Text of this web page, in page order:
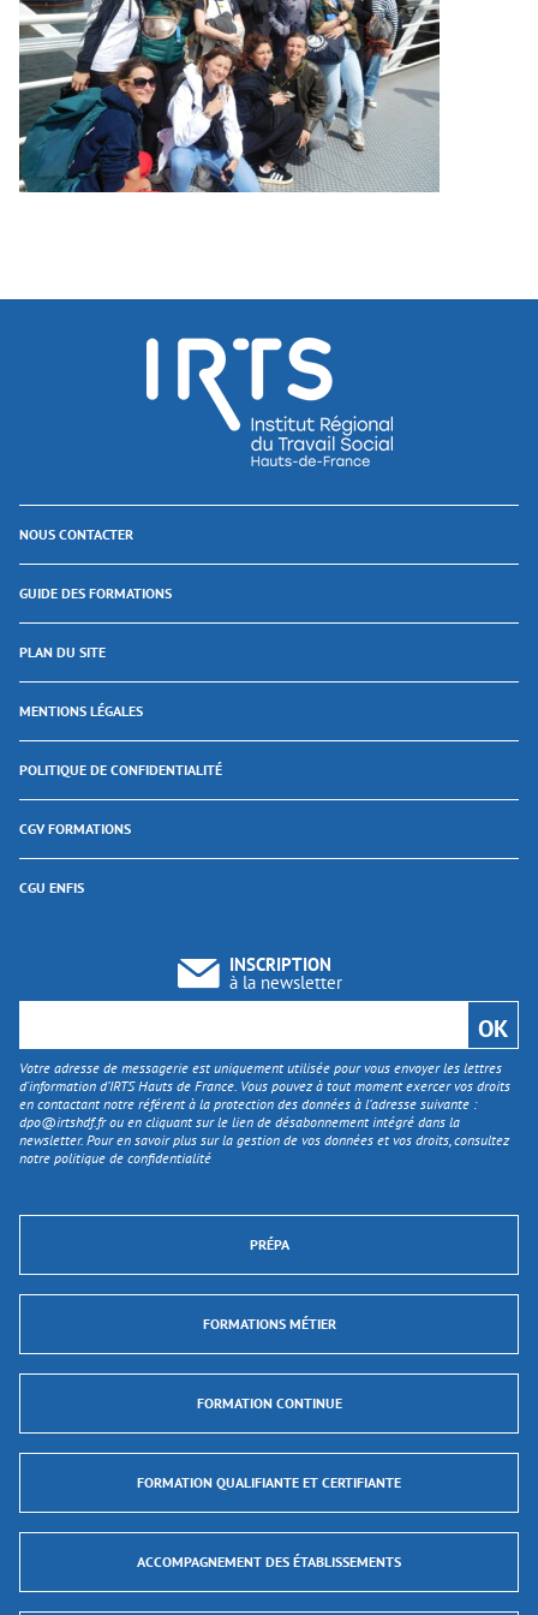
NOUS CONTACTER
GUIDE DES FORMATIONS
PLAN DU SITE
MENTIONS LÉGALES
POLITIQUE DE CONFIDENTIALITÉ
CGV FORMATIONS
CGU ENFIS
INSCRIPTION
à la newsletter
Votre adresse de messagerie est uniquement utilisée pour vous envoyer les lettres
d'information d’IRTS Hauts de France. Vous pouvez à tout moment exercer vos droits
en contactant notre référent à la protection des données à l’adresse suivante :
dpo@irtshdf.frou en cliquant sur le lien de désabonnement intégré dans la
newsletter. Pour en savoir plus sur la gestion de vos données et vos droits, consultez
notre politique de confidentialité
PRÉPA
FORMATIONS MÉTIER
FORMATION CONTINUE
FORMATION QUALIFIANTE ET CERTIFIANTE
ACCOMPAGNEMENT DES ÉTABLISSEMENTS